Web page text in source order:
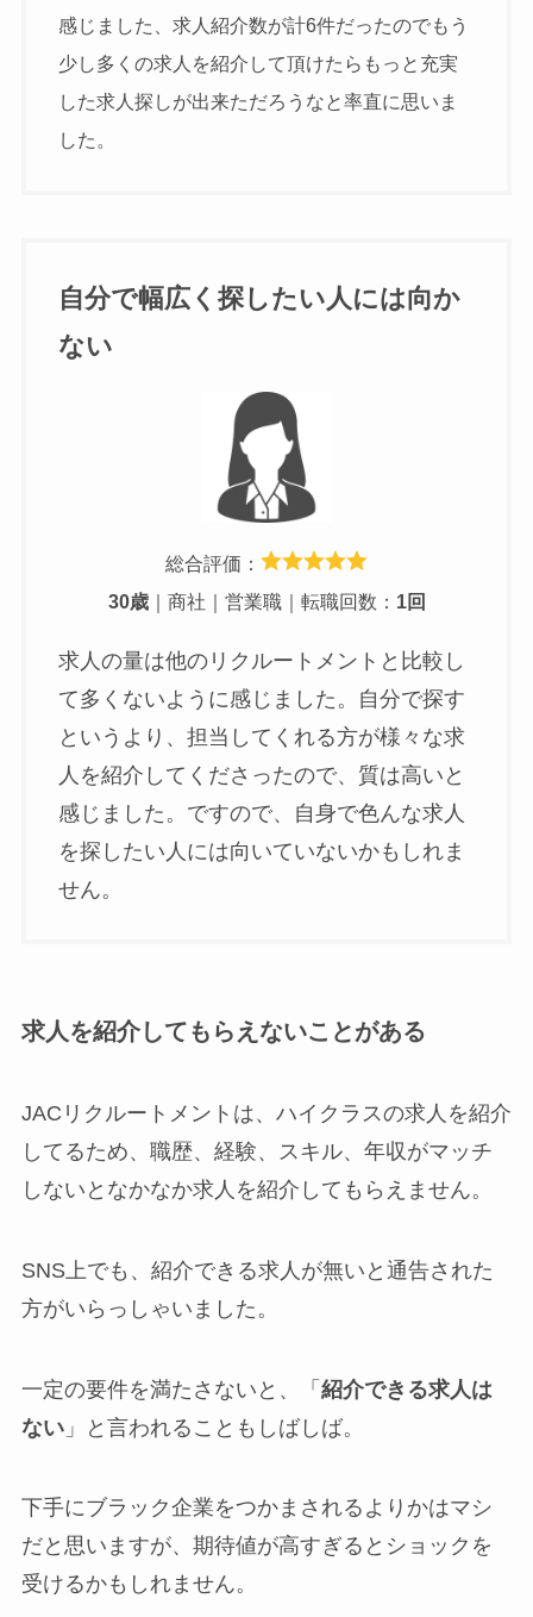
感じました、求人紹介数が計6件だったのでもう
少し多くの求人を紹介して頂けたらもっと充実
した求人探しが出来ただろうなと率直に思いま
した。
自分で幅広く探したい人には向か
ない
総合評価：
30歳｜商社｜営業職｜転職回数： 1回
求人の量は他のリクルートメントと比較し
て多くないように感じました。自分で探す
というより、担当してくれる方が様々な求
人を紹介してくださったので、質は高いと
感じました。ですので、自身で色んな求人
を探したい人には向いていないかもしれま
せん。
求人を紹介してもらえないことがある
JACリクルートメントは、ハイクラスの求人を紹介
してるため、職歴、経験、スキル、年収がマッチ
しないとなかなか求人を紹介してもらえません。
SNS上でも、紹介できる求人が無いと通告された
方がいらっしゃいました。
一定の要件を満たさないと、「 紹介できる求人は
ない」と言われることもしばしば。
下手にブラック企業をつかまされるよりかはマシ
だと思いますが、期待値が高すぎるとショックを
受けるかもしれません。